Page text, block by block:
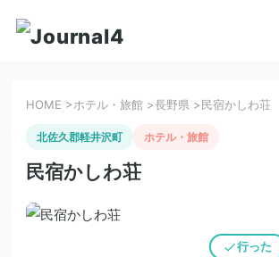
HOME >ホテル・旅館 >長野県 >民宿かしわ荘
北佐久郡軽井沢町 ホテル・旅館
民宿かしわ荘
行った